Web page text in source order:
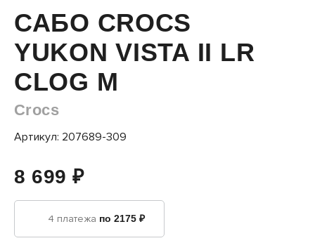
САБО CROCS
YUKON VISTA II LR
CLOG M
Crocs
Артикул: 207689-309
8 699 ₽
4 платежа по 2175 ₽